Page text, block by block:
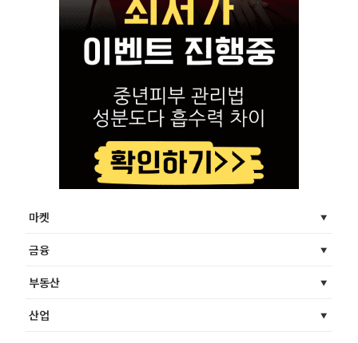
마켓
금융
부동산
산업